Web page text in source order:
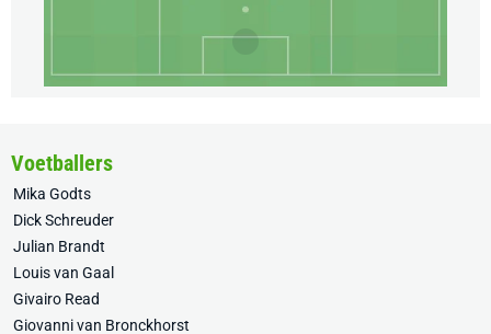
Voetballers
Mika Godts
Dick Schreuder
Julian Brandt
Louis van Gaal
Givairo Read
Giovanni van Bronckhorst